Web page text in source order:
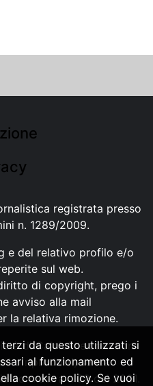
registrata presso
n. 1289/2009.
e del relativo profilo e/o
sul web.
di copyright, prego i
avviso alla mail
la relativa rimozione.
di Calcioline.com non
o riprodotti, senza
normativa n.29 del 2001.
da questo utilizzati si
al funzionamento ed
cookie policy. Se vuoi